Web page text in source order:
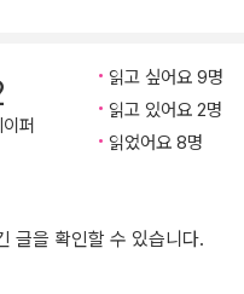
출간에 공헌했다는 점이 눈
로는 ≪체험과 문학≫(1906),
정신세계의 구축≫(1910)
고 이를 중심으로 그 외 여러
쳐진다. 딜타이의 철
적 상대성에 구속된 개별
, 즉 '전 개념적 삶의 현실
적 순환의 반복이고, 이 반
퍼
읽고 싶어요 9명
읽고 있어요 2명
읽었어요 8명
글을 확인할 수 있습니다.